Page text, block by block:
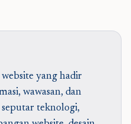
yang hadir
wawasan, dan
teknologi,